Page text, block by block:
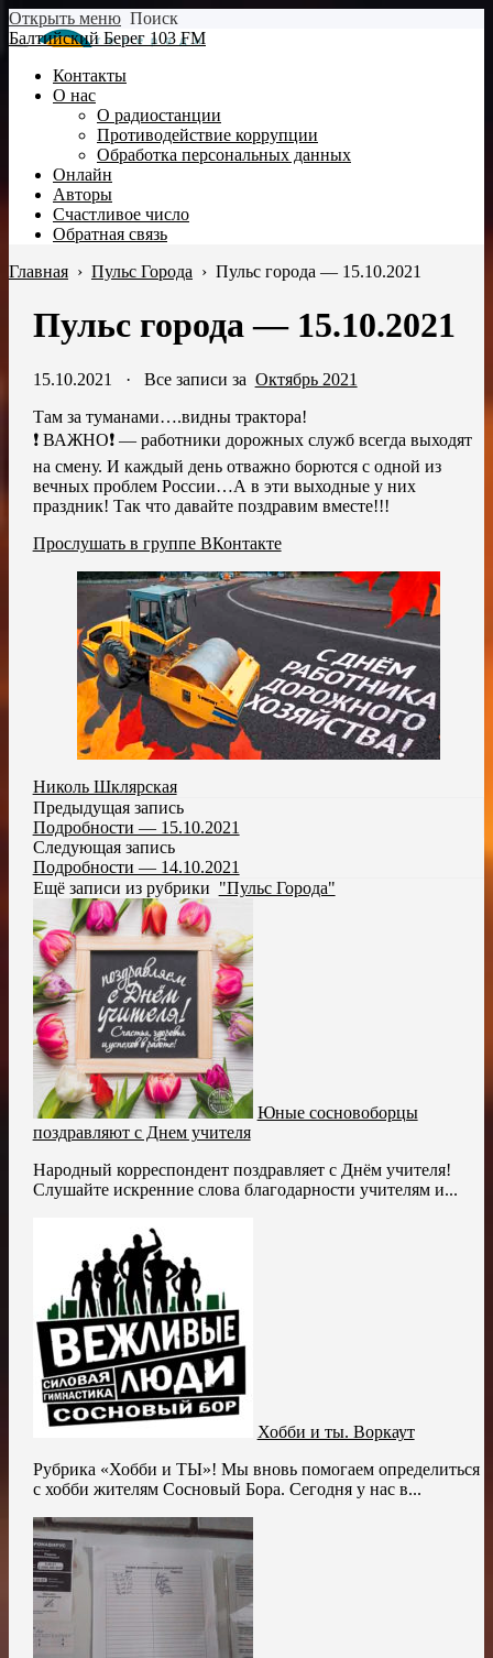
Открыть меню Поиск
Балтийский Берег 103 FM
Контакты
О нас
О радиостанции
Противодействие коррупции
Обработка персональных данных
Онлайн
Авторы
Счастливое число
Обратная связь
Главная › Пульс Города › Пульс города — 15.10.2021
Пульс города — 15.10.2021
15.10.2021 · Все записи за Октябрь 2021
Там за туманами….видны трактора!
❗ ВАЖНО❗ — работники дорожных служб всегда выходят
на смену. И каждый день отважно борются с одной из
вечных проблем России…А в эти выходные у них
праздник! Так что давайте поздравим вместе!!!
Прослушать в группе ВКонтакте
Николь Шклярская
Предыдущая запись
Подробности — 15.10.2021
Следующая запись
Подробности — 14.10.2021
Ещё записи из рубрики "Пульс Города"
Юные сосновоборцы
поздравляют с Днем учителя
Народный корреспондент поздравляет с Днём учителя!
Слушайте искренние слова благодарности учителям и...
Хобби и ты. Воркаут
Рубрика «Хобби и ТЫ»! Мы вновь помогаем определиться
с хобби жителям Сосновый Бора. Сегодня у нас в...